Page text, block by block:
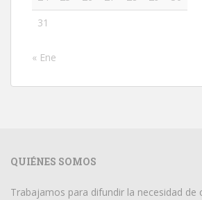
31
« Ene
QUIÉNES SOMOS
Trabajamos para difundir la necesidad de